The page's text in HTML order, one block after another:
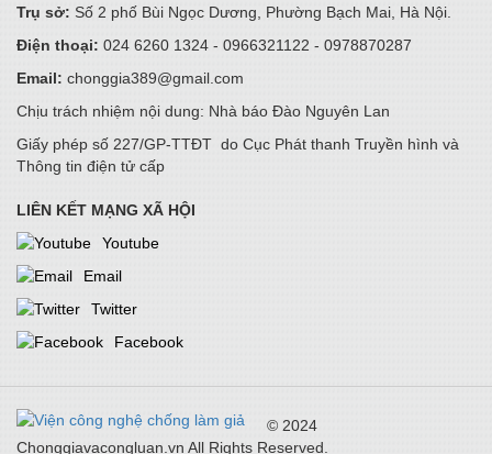
Không chỉ bảo hiểm tương lai - Prudential Việt Nam còn dạy
trẻ “tự chủ tài chính” từ hôm nay
14/05/2026
Tận dụng nguồn lực thúc đẩy tăng trưởng xanh
5G & Internet tốc độ cao thúc đẩy công nghiệp CNTT, AI cho
tương lai
PSI tổ chức thành công ĐHĐCĐ thường niên 2026: Tăng tốc
chuyển đổi, kiến tạo động lực tăng trưởng mới
22/04/2026
Trụ sở: Số 2 phố Bùi Ngọc Dương, Phường Bạch Mai, Hà Nội.
Điện thoại: 024 6260 1324 - 0966321122 - 0978870287
Email: chonggia389@gmail.com
Chịu trách nhiệm nội dung: Nhà báo Đào Nguyên Lan
Giấy phép số 227/GP-TTĐT do Cục Phát thanh Truyền hình và
Thông tin điện tử cấp
LIÊN KẾT MẠNG XÃ HỘI
Youtube
Email
Twitter
Facebook
© 2024
Chonggiavacongluan.vn All Rights Reserved.